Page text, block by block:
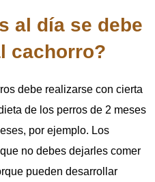
al día se debe
cachorro?
debe realizarse con cierta
de los perros de 2 meses
por ejemplo. Los
no debes dejarles comer
pueden desarrollar